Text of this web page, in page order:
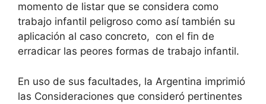
momento de listar que se considera como
trabajo infantil peligroso como así también su
aplicación al caso concreto, con el fin de
erradicar las peores formas de trabajo infantil.
En uso de sus facultades, la Argentina imprimió
las Consideraciones que consideró pertinentes